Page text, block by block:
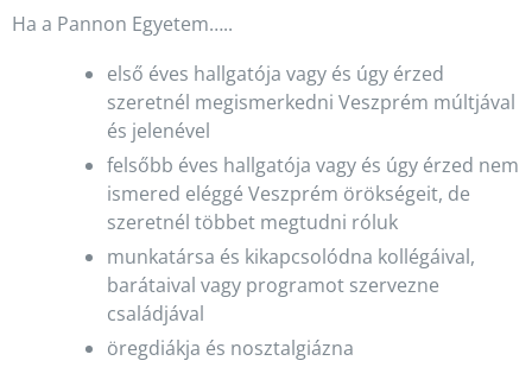
Ha a Pannon Egyetem…..
első éves hallgatója vagy és úgy érzed
szeretnél megismerkedni Veszprém múltjával
és jelenével
felsőbb éves hallgatója vagy és úgy érzed nem
ismered eléggé Veszprém örökségeit, de
szeretnél többet megtudni róluk
munkatársa és kikapcsolódna kollégáival,
barátaival vagy programot szervezne
családjával
öregdiákja és nosztalgiázna